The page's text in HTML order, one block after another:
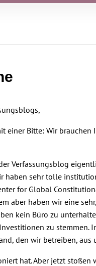
einer Bitte: Wir brauchen
Verfassungsblog
haben sehr tolle
for Global
aber haben wir eine
kein Büro zu
zu stemmen.
den wir betreiben, aus
hat. Aber jetzt stoßen